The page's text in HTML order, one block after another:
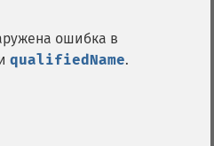
ошибка в
qualifiedName.